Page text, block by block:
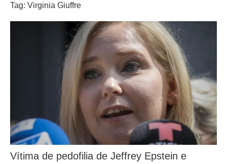
Tag: Virginia Giuffre
Vítima de pedofilia de Jeffrey Epstein e